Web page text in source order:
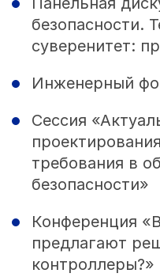
безопасности.
суверенитет:
Инженерный
Сессия
требования в
безопасности»
Конференция
предлагают
контроллеры?»